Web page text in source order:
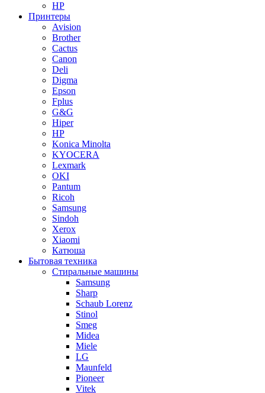
HP
Принтеры
Avision
Brother
Cactus
Canon
Deli
Digma
Epson
Fplus
G&G
Hiper
HP
Konica Minolta
KYOCERA
Lexmark
OKI
Pantum
Ricoh
Samsung
Sindoh
Xerox
Xiaomi
Катюша
Бытовая техника
Стиральные машины
Samsung
Sharp
Schaub Lorenz
Stinol
Smeg
Midea
Miele
LG
Maunfeld
Pioneer
Vitek